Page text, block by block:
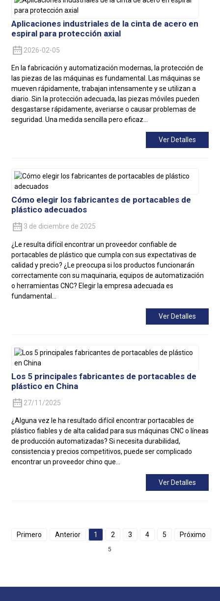
Aplicaciones industriales de la cinta de acero en
espiral para protección axial
2026-02-05
En la fabricación y automatización modernas, la protección de
las piezas de las máquinas es fundamental. Las máquinas se
mueven rápidamente, trabajan intensamente y se utilizan a
diario. Sin la protección adecuada, las piezas móviles pueden
desgastarse rápidamente, averiarse o causar problemas de
seguridad. Una medida sencilla pero eficaz...
Ver Detalles
Cómo elegir los fabricantes de portacables de
plástico adecuados
3 de diciembre de 2025
¿Le resulta difícil encontrar un proveedor confiable de
portacables de plástico que cumpla con sus expectativas de
calidad y precio? ¿Le preocupa si los productos funcionarán
correctamente con su maquinaria, equipos de automatización
o herramientas CNC? Elegir la empresa adecuada es
fundamental...
Ver Detalles
Los 5 principales fabricantes de portacables de
plástico en China
27/11/2025
¿Alguna vez le ha resultado difícil encontrar portacables de
plástico fiables y de alta calidad para sus máquinas CNC o líneas
de producción automatizadas? Si necesita durabilidad,
consistencia y precios competitivos, puede ser complicado
encontrar un proveedor chino que...
Ver Detalles
Primero Anterior 1 2 3 4 5 Próximo
5